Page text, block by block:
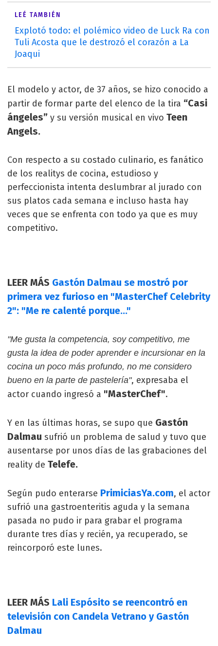
LEÉ TAMBIÉN
Explotó todo: el polémico video de Luck Ra con
Tuli Acosta que le destrozó el corazón a La
Joaqui
El modelo y actor, de 37 años, se hizo conocido a
partir de formar parte del elenco de la tira “Casi
ángeles” y su versión musical en vivo Teen
Angels.
Con respecto a su costado culinario, es fanático
de los realitys de cocina, estudioso y
perfeccionista intenta deslumbrar al jurado con
sus platos cada semana e incluso hasta hay
veces que se enfrenta con todo ya que es muy
competitivo.
LEER MÁS Gastón Dalmau se mostró por
primera vez furioso en "MasterChef Celebrity
2": "Me re calenté porque..."
"Me gusta la competencia, soy competitivo, me
gusta la idea de poder aprender e incursionar en la
cocina un poco más profundo, no me considero
bueno en la parte de pastelería", expresaba el
actor cuando ingresó a "MasterChef".
Y en las últimas horas, se supo que Gastón
Dalmau sufrió un problema de salud y tuvo que
ausentarse por unos días de las grabaciones del
reality de Telefe.
Según pudo enterarse PrimiciasYa.com, el actor
sufrió una gastroenteritis aguda y la semana
pasada no pudo ir para grabar el programa
durante tres días y recién, ya recuperado, se
reincorporó este lunes.
LEER MÁS Lali Espósito se reencontró en
televisión con Candela Vetrano y Gastón
Dalmau